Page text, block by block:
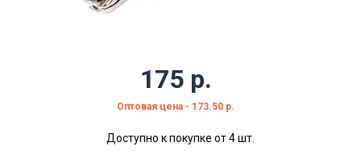
175 р.
Оптовая цена - 173.50 р.
Доступно к покупке от 4 шт.